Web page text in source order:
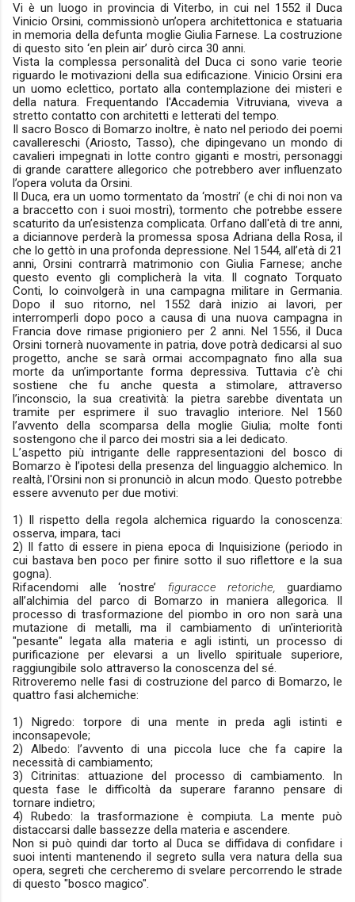
Vi è un luogo in provincia di Viterbo, in cui nel 1552 il Duca
Vinicio Orsini, commissionò un’opera architettonica e statuaria
in memoria della defunta moglie Giulia Farnese. La costruzione
di questo sito ‘en plein air’ durò circa 30 anni.
Vista la complessa personalità del Duca ci sono varie teorie
riguardo le motivazioni della sua edificazione. Vinicio Orsini era
un uomo eclettico, portato alla contemplazione dei misteri e
della natura. Frequentando l'Accademia Vitruviana, viveva a
stretto contatto con architetti e letterati del tempo.
Il sacro Bosco di Bomarzo inoltre, è nato nel periodo dei poemi
cavallereschi (Ariosto, Tasso), che dipingevano un mondo di
cavalieri impegnati in lotte contro giganti e mostri, personaggi
di grande carattere allegorico che potrebbero aver influenzato
l’opera voluta da Orsini.
Il Duca, era un uomo tormentato da ‘mostri’ (e chi di noi non va
a braccetto con i suoi mostri), tormento che potrebbe essere
scaturito da un’esistenza complicata. Orfano dall'età di tre anni,
a diciannove perderà la promessa sposa Adriana della Rosa, il
che lo gettò in una profonda depressione. Nel 1544, all’età di 21
anni, Orsini contrarrà matrimonio con Giulia Farnese; anche
questo evento gli complicherà la vita. Il cognato Torquato
Conti, lo coinvolgerà in una campagna militare in Germania.
Dopo il suo ritorno, nel 1552 darà inizio ai lavori, per
interromperli dopo poco a causa di una nuova campagna in
Francia dove rimase prigioniero per 2 anni. Nel 1556, il Duca
Orsini tornerà nuovamente in patria, dove potrà dedicarsi al suo
progetto, anche se sarà ormai accompagnato fino alla sua
morte da un’importante forma depressiva. Tuttavia c’è chi
sostiene che fu anche questa a stimolare, attraverso
l’inconscio, la sua creatività: la pietra sarebbe diventata un
tramite per esprimere il suo travaglio interiore. Nel 1560
l’avvento della scomparsa della moglie Giulia; molte fonti
sostengono che il parco dei mostri sia a lei dedicato.
L’aspetto più intrigante delle rappresentazioni del bosco di
Bomarzo è l’ipotesi della presenza del linguaggio alchemico. In
realtà, l'Orsini non si pronunciò in alcun modo. Questo potrebbe
essere avvenuto per due motivi:
1) Il rispetto della regola alchemica riguardo la conoscenza:
osserva, impara, taci
2) Il fatto di essere in piena epoca di Inquisizione (periodo in
cui bastava ben poco per finire sotto il suo riflettore e la sua
gogna).
Rifacendomi alle ‘nostre’ figuracce retoriche, guardiamo
all’alchimia del parco di Bomarzo in maniera allegorica. Il
processo di trasformazione del piombo in oro non sarà una
mutazione di metalli, ma il cambiamento di un'interiorità
"pesante" legata alla materia e agli istinti, un processo di
purificazione per elevarsi a un livello spirituale superiore,
raggiungibile solo attraverso la conoscenza del sé.
Ritroveremo nelle fasi di costruzione del parco di Bomarzo, le
quattro fasi alchemiche:
1) Nigredo: torpore di una mente in preda agli istinti e
inconsapevole;
2) Albedo: l’avvento di una piccola luce che fa capire la
necessità di cambiamento;
3) Citrinitas: attuazione del processo di cambiamento. In
questa fase le difficoltà da superare faranno pensare di
tornare indietro;
4) Rubedo: la trasformazione è compiuta. La mente può
distaccarsi dalle bassezze della materia e ascendere.
Non si può quindi dar torto al Duca se diffidava di confidare i
suoi intenti mantenendo il segreto sulla vera natura della sua
opera, segreti che cercheremo di svelare percorrendo le strade
di questo "bosco magico".